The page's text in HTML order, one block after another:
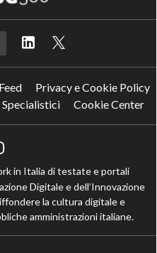
Privacy e Cookie Policy
Cookie Center
in Italia di testate e portali
Digitale e dell’Innovazione
la cultura digitale e
amministrazioni italiane.